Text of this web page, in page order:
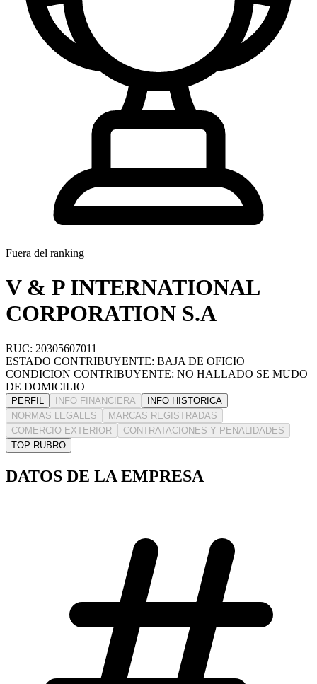
Fuera del ranking
V & P INTERNATIONAL
CORPORATION S.A
RUC: 20305607011
ESTADO CONTRIBUYENTE: BAJA DE OFICIO
CONDICION CONTRIBUYENTE: NO HALLADO SE MUDO
DE DOMICILIO
PERFIL INFO FINANCIERA
INFO HISTORICA
NORMAS LEGALES
MARCAS REGISTRADAS
COMERCIO EXTERIOR
CONTRATACIONES Y PENALIDADES
TOP RUBRO
DATOS DE LA EMPRESA